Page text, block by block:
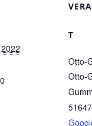
T
Otto-
Otto-
51647